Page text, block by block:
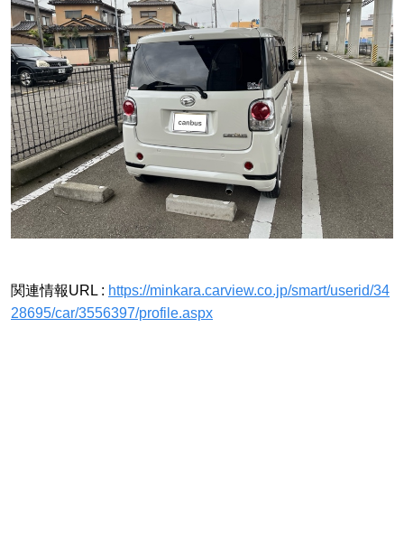
関連情報URL : https://minkara.carview.co.jp/smart/userid/34
28695/car/3556397/profile.aspx